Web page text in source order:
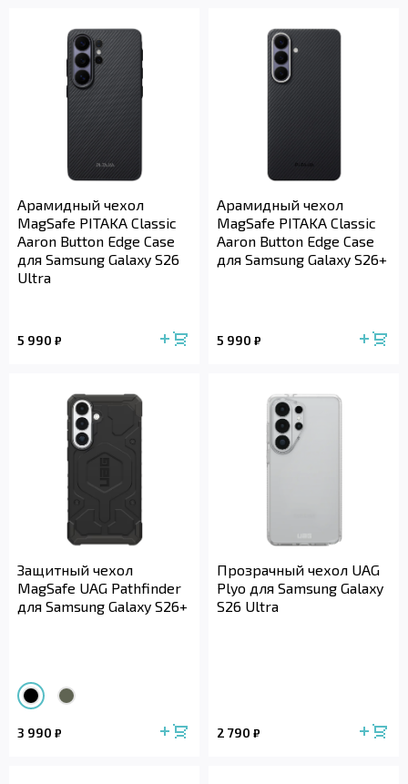
Арамидный чехол
MagSafe PITAKA Classic
Aaron Button Edge Case
для Samsung Galaxy S26
Ultra
5 990 ₽
Арамидный чехол
MagSafe PITAKA Classic
Aaron Button Edge Case
для Samsung Galaxy S26+
5 990 ₽
Защитный чехол
MagSafe UAG Pathfinder
для Samsung Galaxy S26+
3 990 ₽
Прозрачный чехол UAG
Plyo для Samsung Galaxy
S26 Ultra
2 790 ₽